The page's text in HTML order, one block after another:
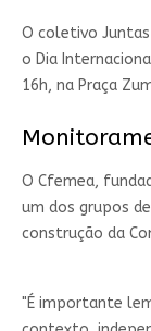
O coletivo
o Dia
16h, na Praça
O Cfemea,
um dos grupos
construção da
"É importante